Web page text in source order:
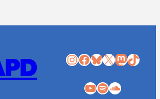
InstagramFacebook Bluesky X Mastodon TikTok
YouTube Spotify SoundCloud